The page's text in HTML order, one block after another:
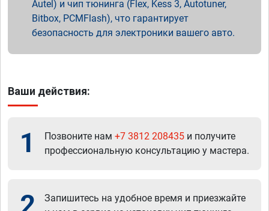
Autel) и чип тюнинга (Flex, Kess 3, Autotuner,
Bitbox, PCMFlash), что гарантирует
безопасность для электроники вашего авто.
Ваши действия:
1 Позвоните нам +7 3812 208435 и получите
профессиональную консультацию у мастера.
Запишитесь на удобное время и приезжайте